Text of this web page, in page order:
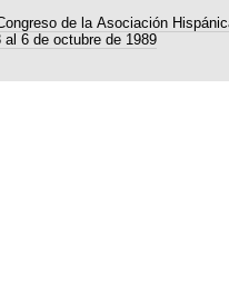
de la Asociación
6 de octubre de 1989